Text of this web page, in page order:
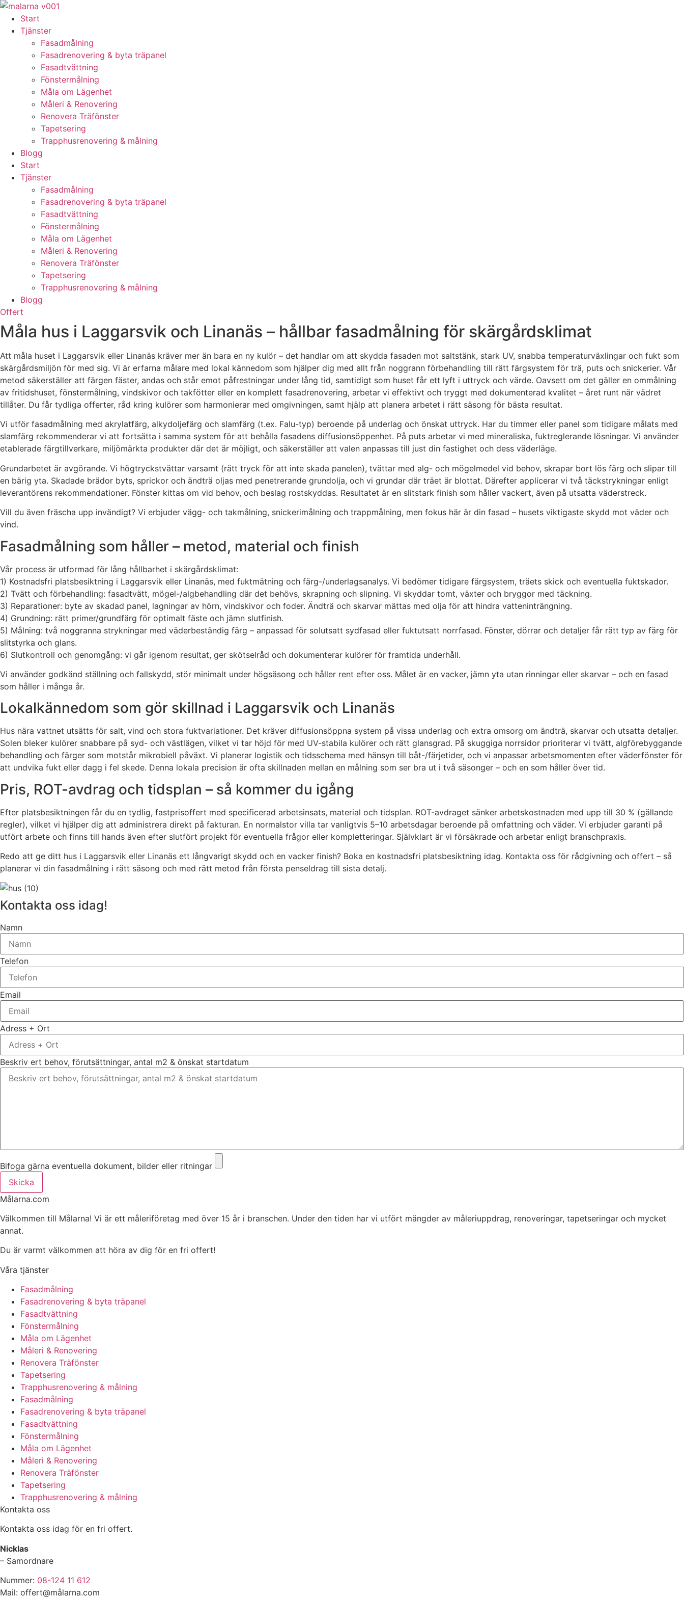
Skip
content
Start
Tjänster
Fasadmålning
Fasadrenovering & byta träpanel
Fasadtvättning
Fönstermålning
Måla om Lägenhet
Måleri & Renovering
Renovera Träfönster
Tapetsering
Trapphusrenovering & målning
Blogg
Start
Tjänster
Fasadmålning
Fasadrenovering & byta träpanel
Fasadtvättning
Fönstermålning
Måla om Lägenhet
Måleri & Renovering
Renovera Träfönster
Tapetsering
Trapphusrenovering & målning
Blogg
Offert
Måla hus i Laggarsvik och Linanäs – hållbar fasadmålning för skärgårdsklimat
Att måla huset i Laggarsvik eller Linanäs kräver mer än bara en ny kulör – det handlar om att skydda fasaden mot saltstänk, stark UV, snabba temperaturväxlingar och fukt som
skärgårdsmiljön för med sig. Vi är erfarna målare med lokal kännedom som hjälper dig med allt från noggrann förbehandling till rätt färgsystem för trä, puts och snickerier. Vår
metod säkerställer att färgen fäster, andas och står emot påfrestningar under lång tid, samtidigt som huset får ett lyft i uttryck och värde. Oavsett om det gäller en ommålning
av fritidshuset, fönstermålning, vindskivor och takfötter eller en komplett fasadrenovering, arbetar vi effektivt och tryggt med dokumenterad kvalitet – året runt när vädret
tillåter. Du får tydliga offerter, råd kring kulörer som harmonierar med omgivningen, samt hjälp att planera arbetet i rätt säsong för bästa resultat.
Vi utför fasadmålning med akrylatfärg, alkydoljefärg och slamfärg (t.ex. Falu-typ) beroende på underlag och önskat uttryck. Har du timmer eller panel som tidigare målats med
slamfärg rekommenderar vi att fortsätta i samma system för att behålla fasadens diffusionsöppenhet. På puts arbetar vi med mineraliska, fuktreglerande lösningar. Vi använder
etablerade färgtillverkare, miljömärkta produkter där det är möjligt, och säkerställer att valen anpassas till just din fastighet och dess väderläge.
Grundarbetet är avgörande. Vi högtryckstvättar varsamt (rätt tryck för att inte skada panelen), tvättar med alg- och mögelmedel vid behov, skrapar bort lös färg och slipar till
en bärig yta. Skadade brädor byts, sprickor och ändträ oljas med penetrerande grundolja, och vi grundar där träet är blottat. Därefter applicerar vi två täckstrykningar enligt
leverantörens rekommendationer. Fönster kittas om vid behov, och beslag rostskyddas. Resultatet är en slitstark finish som håller vackert, även på utsatta väderstreck.
Vill du även fräscha upp invändigt? Vi erbjuder vägg- och takmålning, snickerimålning och trappmålning, men fokus här är din fasad – husets viktigaste skydd mot väder och
vind.
Fasadmålning som håller – metod, material och finish
Vår process är utformad för lång hållbarhet i skärgårdsklimat:
1) Kostnadsfri platsbesiktning i Laggarsvik eller Linanäs, med fuktmätning och färg-/underlagsanalys. Vi bedömer tidigare färgsystem, träets skick och eventuella fuktskador.
2) Tvätt och förbehandling: fasadtvätt, mögel-/algbehandling där det behövs, skrapning och slipning. Vi skyddar tomt, växter och bryggor med täckning.
3) Reparationer: byte av skadad panel, lagningar av hörn, vindskivor och foder. Ändträ och skarvar mättas med olja för att hindra vatteninträngning.
4) Grundning: rätt primer/grundfärg för optimalt fäste och jämn slutfinish.
5) Målning: två noggranna strykningar med väderbeständig färg – anpassad för solutsatt sydfasad eller fuktutsatt norrfasad. Fönster, dörrar och detaljer får rätt typ av färg för
slitstyrka och glans.
6) Slutkontroll och genomgång: vi går igenom resultat, ger skötselråd och dokumenterar kulörer för framtida underhåll.
Vi använder godkänd ställning och fallskydd, stör minimalt under högsäsong och håller rent efter oss. Målet är en vacker, jämn yta utan rinningar eller skarvar – och en fasad
som håller i många år.
Lokalkännedom som gör skillnad i Laggarsvik och Linanäs
Hus nära vattnet utsätts för salt, vind och stora fuktvariationer. Det kräver diffusionsöppna system på vissa underlag och extra omsorg om ändträ, skarvar och utsatta detaljer.
Solen bleker kulörer snabbare på syd- och västlägen, vilket vi tar höjd för med UV-stabila kulörer och rätt glansgrad. På skuggiga norrsidor prioriterar vi tvätt, algförebyggande
behandling och färger som motstår mikrobiell påväxt. Vi planerar logistik och tidsschema med hänsyn till båt-/färjetider, och vi anpassar arbetsmomenten efter väderfönster för
att undvika fukt eller dagg i fel skede. Denna lokala precision är ofta skillnaden mellan en målning som ser bra ut i två säsonger – och en som håller över tid.
Pris, ROT-avdrag och tidsplan – så kommer du igång
Efter platsbesiktningen får du en tydlig, fastprisoffert med specificerad arbetsinsats, material och tidsplan. ROT-avdraget sänker arbetskostnaden med upp till 30 % (gällande
regler), vilket vi hjälper dig att administrera direkt på fakturan. En normalstor villa tar vanligtvis 5–10 arbetsdagar beroende på omfattning och väder. Vi erbjuder garanti på
utfört arbete och finns till hands även efter slutfört projekt för eventuella frågor eller kompletteringar. Självklart är vi försäkrade och arbetar enligt branschpraxis.
Redo att ge ditt hus i Laggarsvik eller Linanäs ett långvarigt skydd och en vacker finish? Boka en kostnadsfri platsbesiktning idag. Kontakta oss för rådgivning och offert – så
planerar vi din fasadmålning i rätt säsong och med rätt metod från första penseldrag till sista detalj.
Kontakta oss idag!
Namn
Telefon
Email
Adress + Ort
Beskriv ert behov, förutsättningar, antal m2 & önskat startdatum
Bifoga gärna eventuella dokument, bilder eller ritningar
Skicka
Målarna.com
Välkommen till Målarna! Vi är ett måleriföretag med över 15 år i branschen. Under den tiden har vi utfört mängder av måleriuppdrag, renoveringar, tapetseringar och mycket
annat.
Du är varmt välkommen att höra av dig för en fri offert!
Våra tjänster
Fasadmålning
Fasadrenovering & byta träpanel
Fasadtvättning
Fönstermålning
Måla om Lägenhet
Måleri & Renovering
Renovera Träfönster
Tapetsering
Trapphusrenovering & målning
Fasadmålning
Fasadrenovering & byta träpanel
Fasadtvättning
Fönstermålning
Måla om Lägenhet
Måleri & Renovering
Renovera Träfönster
Tapetsering
Trapphusrenovering & målning
Kontakta oss
Kontakta oss idag för en fri offert.
Nicklas
– Samordnare
Nummer: 08-124 11 612
Mail: offert@målarna.com